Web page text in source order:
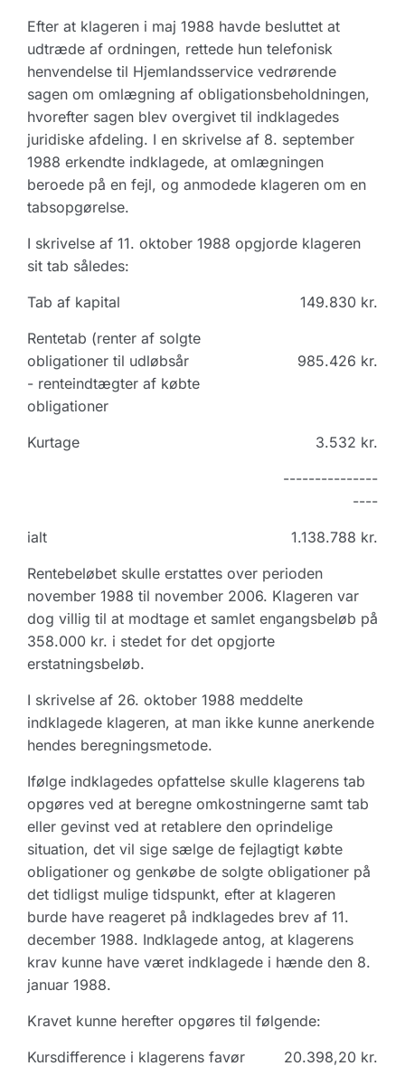
Efter at klageren i maj 1988 havde besluttet at
udtræde af ordningen, rettede hun telefonisk
henvendelse til Hjemlandsservice vedrørende
sagen om omlægning af obligationsbeholdningen,
hvorefter sagen blev overgivet til indklagedes
juridiske afdeling. I en skrivelse af 8. september
1988 erkendte indklagede, at omlægningen
beroede på en fejl, og anmodede klageren om en
tabsopgørelse.
I skrivelse af 11. oktober 1988 opgjorde klageren
sit tab således:
Tab af kapital
149.830 kr.
Rentetab (renter af solgte
obligationer til udløbsår
- renteindtægter af købte
obligationer
985.426 kr.
Kurtage
3.532 kr.
---------------
----
ialt
1.138.788 kr.
Rentebeløbet skulle erstattes over perioden
november 1988 til november 2006. Klageren var
dog villig til at modtage et samlet engangsbeløb på
358.000 kr. i stedet for det opgjorte
erstatningsbeløb.
I skrivelse af 26. oktober 1988 meddelte
indklagede klageren, at man ikke kunne anerkende
hendes beregningsmetode.
Ifølge indklagedes opfattelse skulle klagerens tab
opgøres ved at beregne omkostningerne samt tab
eller gevinst ved at retablere den oprindelige
situation, det vil sige sælge de fejlagtigt købte
obligationer og genkøbe de solgte obligationer på
det tidligst mulige tidspunkt, efter at klageren
burde have reageret på indklagedes brev af 11.
december 1988. Indklagede antog, at klagerens
krav kunne have været indklagede i hænde den 8.
januar 1988.
Kravet kunne herefter opgøres til følgende:
Kursdifference i klagerens favør
20.398,20 kr.